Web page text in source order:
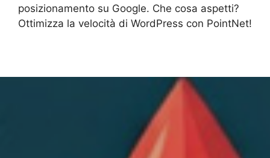
posizionamento su Google. Che cosa aspetti?
Ottimizza la velocità di WordPress con PointNet!